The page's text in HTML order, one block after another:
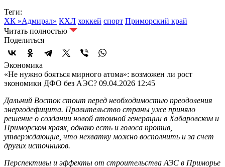
Теги:
ХК »Адмирал» КХЛ хоккей спорт Приморский край
Читать полностью
Поделиться
Экономика
«Не нужно бояться мирного атома»: возможен ли рост
экономики ДФО без АЭС? 09.04.2026 12:45
Дальний Восток стоит перед необходимостью преодоления
энергодефицита. Правительство страны уже приняло
решение о создании новой атомной генерации в Хабаровском и
Приморском краях, однако есть и голоса против,
утверждающие, что нехватку можно восполнить и за счет
других источников.
Перспективы и эффекты от строительства АЭС в Приморье